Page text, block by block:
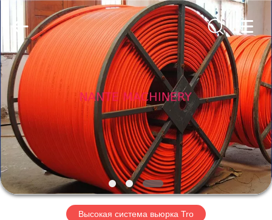
ГЛАВНАЯ
СТРАНИЦА
ПРОДУКТЫ
О
НАС
Eqiupment
Co.,Ltd..
Reserved.
Высокая система вьюрка Tro